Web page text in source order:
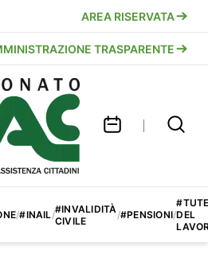
AREA RISERVATA
TRASPARENTE
/#INAIL/#INVALIDITÀ
CIVILE
/#PENSIONI/DEL